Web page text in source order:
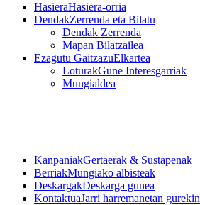
HasieraHasiera-orria
DendakZerrenda eta Bilatu
Dendak Zerrenda
Mapan Bilatzailea
Ezagutu GaitzazuElkartea
LoturakGune Interesgarriak
Mungialdea
KanpaniakGertaerak & Sustapenak
BerriakMungiako albisteak
DeskargakDeskarga gunea
KontaktuaJarri harremanetan gurekin